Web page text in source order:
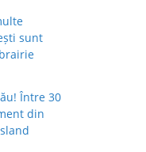
sunt
Între 30
din